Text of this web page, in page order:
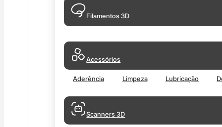
Filamentos 3D
Acessórios
Aderência Limpeza Lubricação
Scanners 3D